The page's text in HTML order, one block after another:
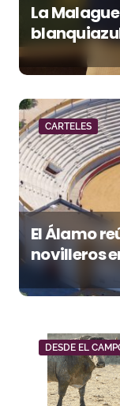
La
y una
Málaga CF
CARTELES
El Álamo
novilleros
vuelve a
DESDE EL